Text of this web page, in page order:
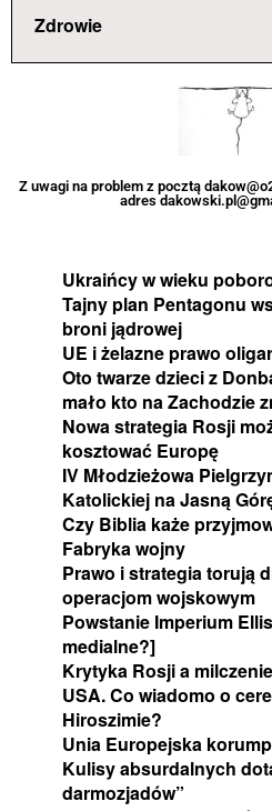
Zdrowie
Z uwagi na problem z pocztą
adres
Ukraińcy w wieku
Tajny plan Pentagonu
broni jądrowej
UE i żelazne prawo
Oto twarze dzieci z
mało kto na Zachodzie
Nowa strategia Rosji
kosztować Europę
IV Młodzieżowa
Katolickiej na Jasną
Czy Biblia każe
Fabryka wojny
Prawo i strategia torują
operacjom wojskowym
Powstanie Imperium
medialne?]
Krytyka Rosji a
USA. Co wiadomo o
Hiroszimie?
Unia Europejska
Kulisy absurdalnych
darmozjadów”